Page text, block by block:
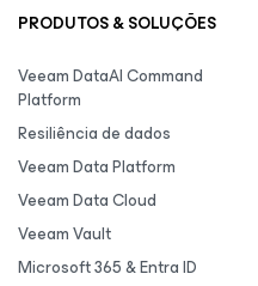
PRODUTOS & SOLUÇÕES
Veeam DataAI Command
Platform
Resiliência de dados
Veeam Data Platform
Veeam Data Cloud
Veeam Vault
Microsoft 365 & Entra ID